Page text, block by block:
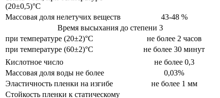
(20±0,5)°С
Массовая доля нелетучих веществ
43-48 %
Время высыхания до степени 3
при температуре (20±2)°С
не более 2 часов
при температуре (60±2)°С
не более 30 минут
Кислотное число
не более 0,3
Массовая доля воды не более
0,03%
Эластичность пленки на изгибе
не более 1 мм
Стойкость пленки к статическому